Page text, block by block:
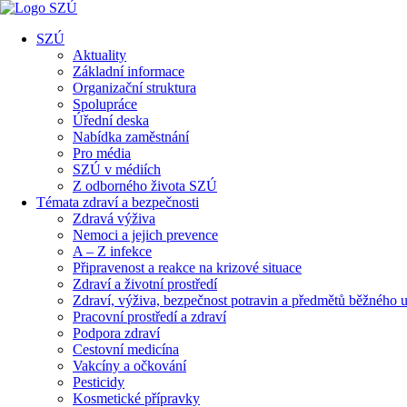
SZÚ
Aktuality
Základní informace
Organizační struktura
Spolupráce
Úřední deska
Nabídka zaměstnání
Pro média
SZÚ v médiích
Z odborného života SZÚ
Témata zdraví a bezpečnosti
Zdravá výživa
Nemoci a jejich prevence
A – Z infekce
Připravenost a reakce na krizové situace
Zdraví a životní prostředí
Zdraví, výživa, bezpečnost potravin a předmětů běžného
Pracovní prostředí a zdraví
Podpora zdraví
Cestovní medicína
Vakcíny a očkování
Pesticidy
Kosmetické přípravky